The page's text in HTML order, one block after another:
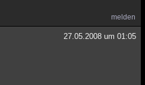
melden
27.05.2008 um 01:05